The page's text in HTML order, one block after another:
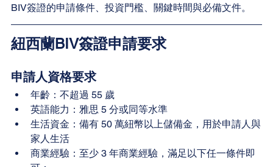
BIV簽證的申請條件、投資門檻、關鍵時間與必備文件。
紐西蘭BIV簽證申請要求
申請人資格要求
年齡：不超過 55 歲
英語能力：雅思 5 分或同等水準
生活資金：備有 50 萬紐幣以上儲備金，用於申請人與
家人生活
商業經驗：至少 3 年商業經驗，滿足以下任一條件即